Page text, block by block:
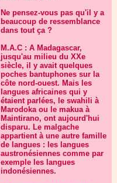
Ne pensez-vous pas qu'il y a
beaucoup de ressemblance
dans tout ça ?
M.A.C : A Madagascar,
jusqu'au milieu du XXe
siècle, il y avait quelques
poches bantuphones sur la
côte nord-ouest. Mais les
langues africaines qui y
étaient parlées, le swahili à
Marodoka ou le makua à
Maintirano, ont aujourd'hui
disparu. Le malgache
appartient à une autre famille
de langues : les langues
austronésiennes comme par
exemple les langues
indonésiennes.